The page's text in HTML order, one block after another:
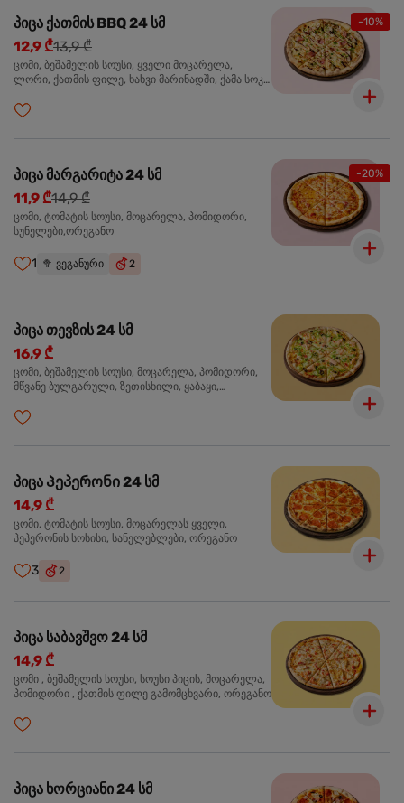
-10%
პიცა ქათმის BBQ 24 სმ
12,9 ₾13,9 ₾
ცომი, ბეშამელის სოუსი, ყველი მოცარელა,
ლორი, ქათმის ფილე, ხახვი მარინადში, ქამა სოკო
-20%
პიცა მარგარიტა 24 სმ
11,9 ₾14,9 ₾
ცომი, ტომატის სოუსი, მოცარელა, პომიდორი,
სუნელები,ორეგანო
1 🥦 ვეგანური 2
პიცა თევზის 24 სმ
16,9 ₾
ცომი, ბეშამელის სოუსი, მოცარელა, პომიდორი,
მწვანე ბულგარული, ზეთისხილი, ყაბაყი,
ორეგანო
პიცა Პეპერონი 24 სმ
14,9 ₾
ცომი, ტომატის სოუსი, მოცარელას ყველი,
პეპერონის სოსისი, სანელებლები, ორეგანო
3 2
პიცა საბავშვო 24 სმ
14,9 ₾
ცომი , ბეშამელის სოუსი, სოუსი პიცის, მოცარელა,
პომიდორი , ქათმის ფილე გამომცხვარი, ორეგანო
პიცა ხორციანი 24 სმ